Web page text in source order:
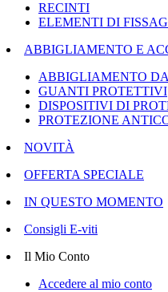
RECINTI
ELEMENTI DI
ABBIGLIAMENTO E
ABBIGLIAMENTO
GUANTI PROTETTIVI
DISPOSITIVI DI
PROTEZIONE
NOVITÀ
OFFERTA SPECIALE
IN QUESTO MOMENTO
Consigli E-viti
Il Mio Conto
Accedere al mio conto